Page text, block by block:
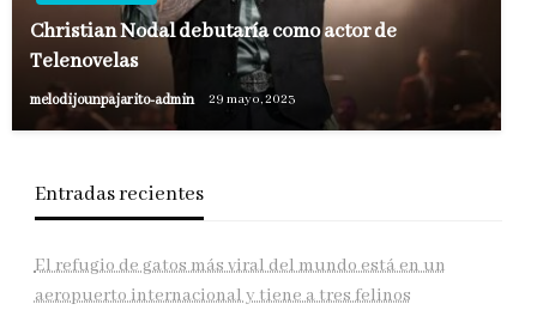
Christian Nodal debutaría como actor de
Telenovelas
melodijounpajarito-admin 29 mayo, 2023
Entradas recientes
El refugio de gatos más viral del mundo está en un
aeropuerto internacional y tiene a tres felinos